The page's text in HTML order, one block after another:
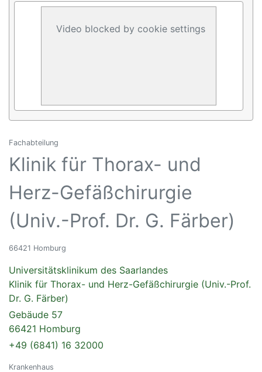
Video blocked by cookie settings
Fachabteilung
Klinik für Thorax- und
Herz-Gefäßchirurgie
(Univ.-Prof. Dr. G. Färber)
66421 Homburg
Universitätsklinikum des Saarlandes
Klinik für Thorax- und Herz-Gefäßchirurgie (Univ.-Prof.
Dr. G. Färber)
Gebäude 57
66421 Homburg
+49 (6841) 16 32000
Krankenhaus